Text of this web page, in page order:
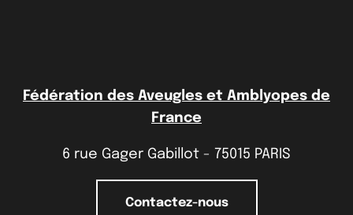
Fédération des Aveugles et Amblyopes de
France
6 rue Gager Gabillot - 75015 PARIS
Contactez-nous